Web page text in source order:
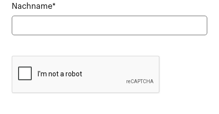
Nachname*